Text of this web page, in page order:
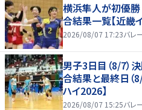
横浜隼人が初優
合結果一覧【近畿
2026/08/07 17:23バレ
男子3日目（8/7）
合結果と最終日（
ハイ2026】
2026/08/07 15:25バレ